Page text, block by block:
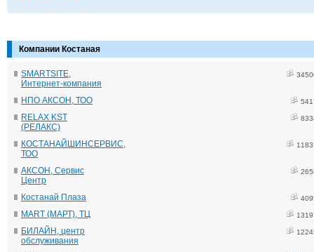
Компании Костаная
SMARTSITE,
Интернет-компания
НПО АКСОН, ТОО
RELAX KST
(РЕЛАКС)
КОСТАНАЙШИНСЕРВИС,
ТОО
АКСОН, Сервис
Центр
Костанай Плаза
MART (МАРТ), ТЦ
БИЛАЙН, центр
обслуживания